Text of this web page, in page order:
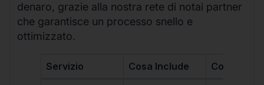
denaro, grazie alla nostra rete di notai partner
che garantisce un processo snello e
ottimizzato.
Servizio Cosa Include Costo